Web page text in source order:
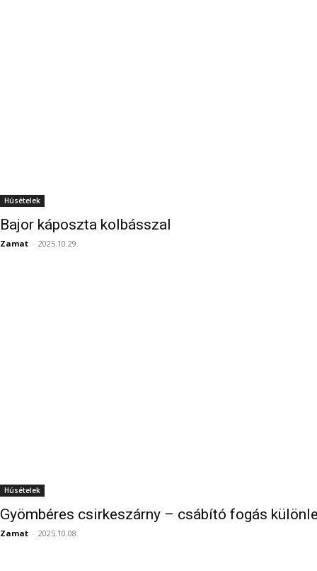
Húsételek
Bajor káposzta kolbásszal
Zamat - 2025.10.29.
Húsételek
Gyömbéres csirkeszárny – csábító fogás
Zamat - 2025.10.08.